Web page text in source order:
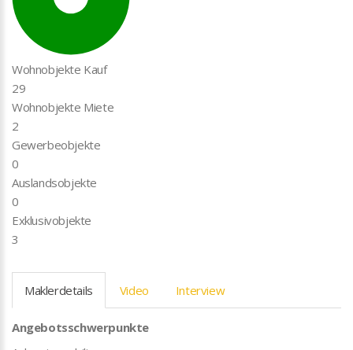
Wohnobjekte Kauf
29
Wohnobjekte Miete
2
Gewerbeobjekte
0
Auslandsobjekte
0
Exklusivobjekte
3
Maklerdetails Video Interview
Angebotsschwerpunkte